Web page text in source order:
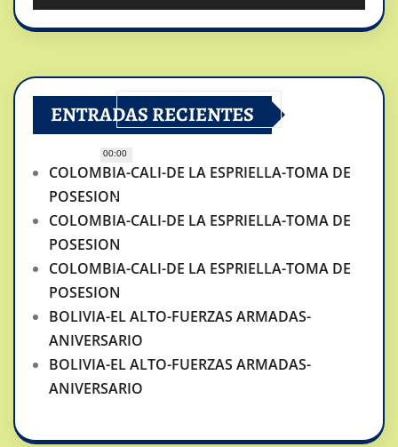
00:00
ENTRADAS RECIENTES
COLOMBIA-CALI-DE LA ESPRIELLA-TOMA DE
POSESION
COLOMBIA-CALI-DE LA ESPRIELLA-TOMA DE
POSESION
COLOMBIA-CALI-DE LA ESPRIELLA-TOMA DE
POSESION
BOLIVIA-EL ALTO-FUERZAS ARMADAS-
ANIVERSARIO
BOLIVIA-EL ALTO-FUERZAS ARMADAS-
ANIVERSARIO